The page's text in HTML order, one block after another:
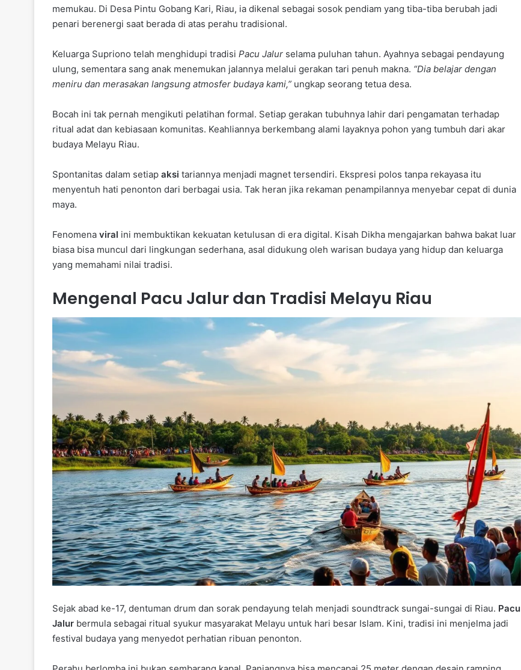
memukau. Di Desa Pintu Gobang Kari, Riau, ia dikenal sebagai sosok pendiam yang tiba-tiba berubah jadi
penari berenergi saat berada di atas perahu tradisional.
Keluarga Supriono telah menghidupi tradisi Pacu Jalur selama puluhan tahun. Ayahnya sebagai pendayung
ulung, sementara sang anak menemukan jalannya melalui gerakan tari penuh makna. “Dia belajar dengan
meniru dan merasakan langsung atmosfer budaya kami,” ungkap seorang tetua desa.
Bocah ini tak pernah mengikuti pelatihan formal. Setiap gerakan tubuhnya lahir dari pengamatan terhadap
ritual adat dan kebiasaan komunitas. Keahliannya berkembang alami layaknya pohon yang tumbuh dari akar
budaya Melayu Riau.
Spontanitas dalam setiap aksi tariannya menjadi magnet tersendiri. Ekspresi polos tanpa rekayasa itu
menyentuh hati penonton dari berbagai usia. Tak heran jika rekaman penampilannya menyebar cepat di dunia
maya.
Fenomena viral ini membuktikan kekuatan ketulusan di era digital. Kisah Dikha mengajarkan bahwa bakat luar
biasa bisa muncul dari lingkungan sederhana, asal didukung oleh warisan budaya yang hidup dan keluarga
yang memahami nilai tradisi.
Mengenal Pacu Jalur dan Tradisi Melayu Riau
Sejak abad ke-17, dentuman drum dan sorak pendayung telah menjadi soundtrack sungai-sungai di Riau. Pacu
Jalur bermula sebagai ritual syukur masyarakat Melayu untuk hari besar Islam. Kini, tradisi ini menjelma jadi
festival budaya yang menyedot perhatian ribuan penonton.